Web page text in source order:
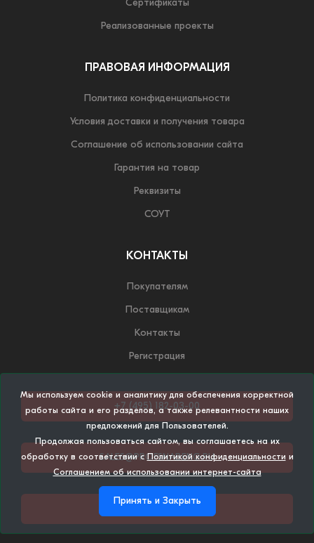
Мы используем cookie и аналитику для обеспечения корректной
работы сайта и его разделов, а также релевантности наших
предложений для Пользователей.
Продолжая пользоваться сайтом, вы соглашаетесь на их
обработку в соответствии сПолитикой конфиденциальности и
Соглашением об использовании интернет-сайта
Принять и Закрыть
Сертификаты
Реализованные проекты
ПРАВОВАЯ ИНФОРМАЦИЯ
Политика конфиденциальности
Условия доставки и получения товара
Соглашение об использовании сайта
Гарантия на товар
Реквизиты
СОУТ
КОНТАКТЫ
Покупателям
Поставщикам
Контакты
Регистрация
+7 (495) 182-03-00
SALES@PROFSNABENG.RU
НАПИСАТЬ